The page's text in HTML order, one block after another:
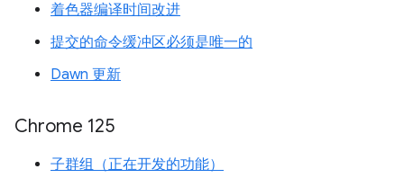
着色器编译时间改进
提交的命令缓冲区必须是唯一的
Dawn 更新
Chrome 125
子群组（正在开发的功能）